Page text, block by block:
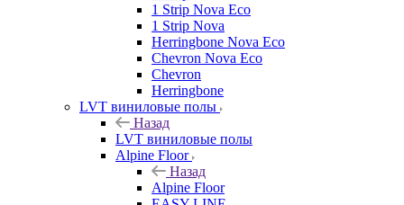
1 Strip Nova Eco
1 Strip Nova
Herringbone Nova Eco
Chevron Nova Eco
Chevron
Herringbone
LVT виниловые полы
Назад
LVT виниловые полы
Alpine Floor
Назад
Alpine Floor